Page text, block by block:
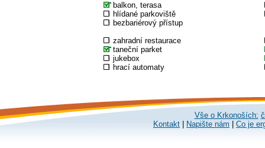
balkon, terasa
hlídané parkoviště
bezbariérový přístup
zahradní restaurace
taneční parket
jukebox
hrací automaty
Vše o Krkonoších:
Kontakt
Napište nám Co je